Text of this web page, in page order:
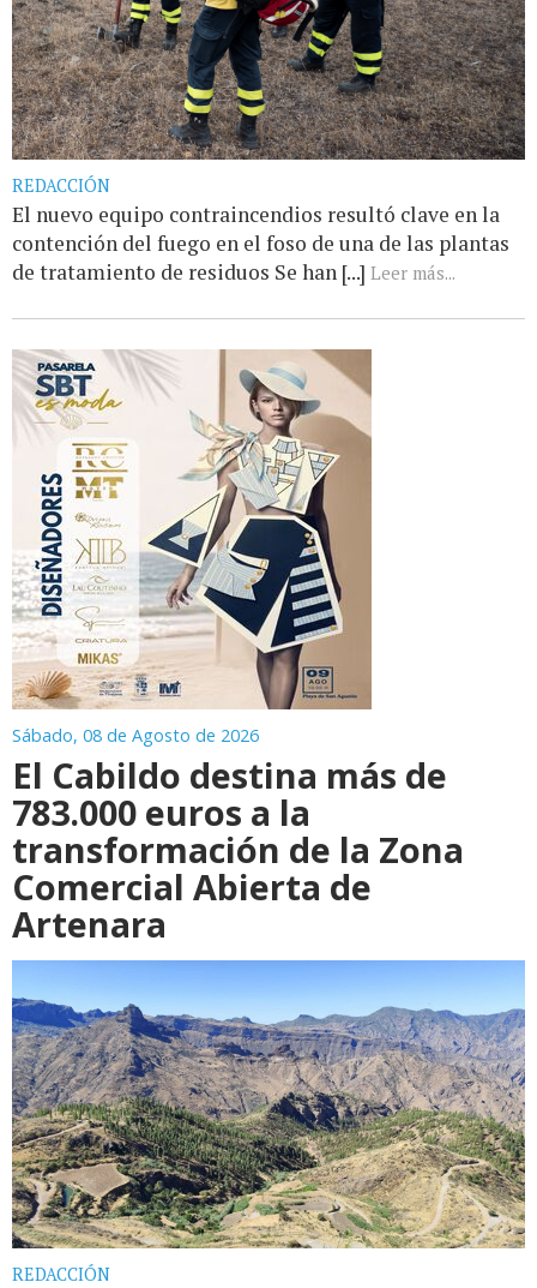
REDACCIÓN
El nuevo equipo contraincendios resultó clave en la
contención del fuego en el foso de una de las plantas
de tratamiento de residuos Se han [...] Leer más...
Sábado, 08 de Agosto de 2026
El Cabildo destina más de
783.000 euros a la
transformación de la Zona
Comercial Abierta de
Artenara
REDACCIÓN